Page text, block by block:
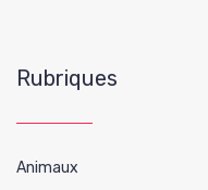
Rubriques
Animaux